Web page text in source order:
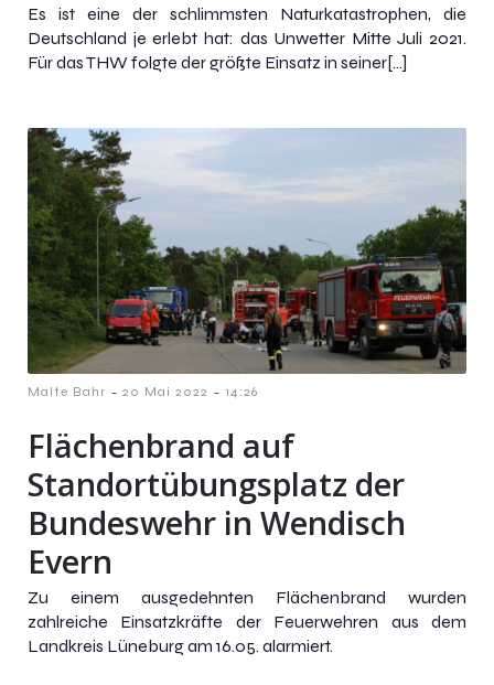
Es ist eine der schlimmsten Naturkatastrophen, die
Deutschland je erlebt hat: das Unwetter Mitte Juli 2021.
Für das THW folgte der größte Einsatz in seiner[…]
Malte Bahr - 20 Mai 2022 - 14:26
Flächenbrand auf
Standortübungsplatz der
Bundeswehr in Wendisch
Evern
Zu einem ausgedehnten Flächenbrand wurden
zahlreiche Einsatzkräfte der Feuerwehren aus dem
Landkreis Lüneburg am 16.05. alarmiert.